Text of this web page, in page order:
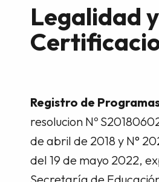
Legalidad y
Registro de
resolucion Nº
de abril de 2018 y N°
del 19 de mayo 2022,